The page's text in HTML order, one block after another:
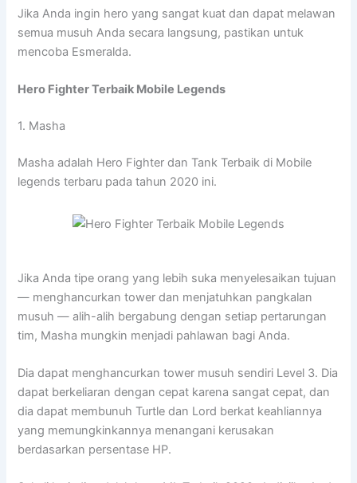
Jika Anda ingin hero yang sangat kuat dan dapat melawan
semua musuh Anda secara langsung, pastikan untuk
mencoba Esmeralda.
Hero Fighter Terbaik Mobile Legends
1. Masha
Masha adalah Hero Fighter dan Tank Terbaik di Mobile
legends terbaru pada tahun 2020 ini.
Jika Anda tipe orang yang lebih suka menyelesaikan tujuan
— menghancurkan tower dan menjatuhkan pangkalan
musuh — alih-alih bergabung dengan setiap pertarungan
tim, Masha mungkin menjadi pahlawan bagi Anda.
Dia dapat menghancurkan tower musuh sendiri Level 3. Dia
dapat berkeliaran dengan cepat karena sangat cepat, dan
dia dapat membunuh Turtle dan Lord berkat keahliannya
yang memungkinkannya menangani kerusakan
berdasarkan persentase HP.